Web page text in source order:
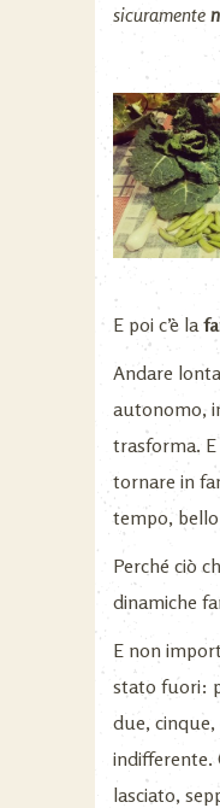
sicuramente
E poi c’è la
Andare
autonomo,
trasforma.
tornare in
tempo,
Perché ciò
dinamiche
E non
stato fuori:
due, cinque,
indifferente.
lasciato,